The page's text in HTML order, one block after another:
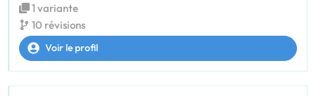
1 variante
10 révisions
Voir le profil